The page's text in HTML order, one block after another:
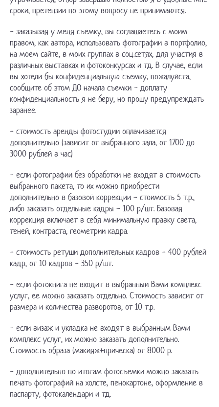
сроки, претензии по этому вопросу не принимаются.
- заказывая у меня съемку, вы соглашаетесь с моим
правом, как автора, использовать фотографии в портфолио,
на моем сайте, в моих группах в соц.сетях, для участия в
различных выставках и фотоконкурсах и тд. В случае, если
вы хотели бы конфиденциальную съемку, пожалуйста,
сообщите об этом ДО начала съемки - доплату
конфиденциальность я не беру, но прошу предупреждать
заранее.
- стоимость аренды фотостудии оплачивается
дополнительно (зависит от выбранного зала, от 1700 до
3000 рублей в час)
- если фотографии без обработки не входят в стоимость
выбранного пакета, то их можно приобрести
дополнительно в базовой коррекции - стоимость 5 т.р.,
либо заказать отдельные кадры - 100 р/шт. Базовая
коррекция включает в себя минимальную правку света,
теней, контраста, геометрии кадра.
- стоимость ретуши дополнительных кадров - 400 рублей
кадр, от 10 кадров - 350 р/шт.
- если фотокнига не входит в выбранный Вами комплекс
услуг, ее можно заказать отдельно. Стоимость зависит от
размера и количества разворотов, от 10 т.р.
- если визаж и укладка не входят в выбранным Вами
комплекс услуг, их можно заказать дополнительно.
Стоимость образа (макияж+прическа) от 8000 р.
- дополнительно по итогам фотосъемки можно заказать
печать фотографий на холсте, пенокартоне, оформление в
паспарту, фотокалендари и тд.